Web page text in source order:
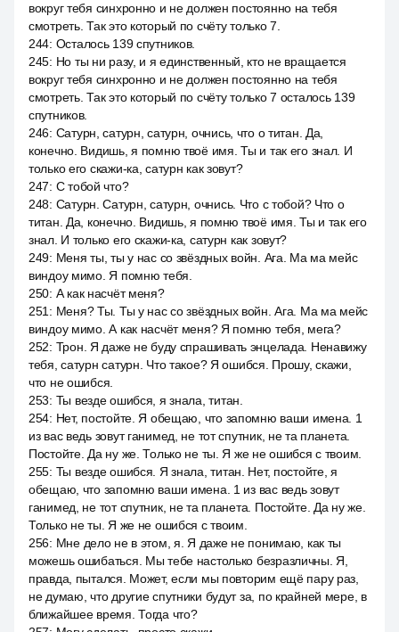
вокруг тебя синхронно и не должен постоянно на тебя
смотреть. Так это который по счёту только 7.
244: Осталось 139 спутников.
245: Но ты ни разу, и я единственный, кто не вращается
вокруг тебя синхронно и не должен постоянно на тебя
смотреть. Так это который по счёту только 7 осталось 139
спутников.
246: Сатурн, сатурн, сатурн, очнись, что о титан. Да,
конечно. Видишь, я помню твоё имя. Ты и так его знал. И
только его скажи-ка, сатурн как зовут?
247: С тобой что?
248: Сатурн. Сатурн, сатурн, очнись. Что с тобой? Что о
титан. Да, конечно. Видишь, я помню твоё имя. Ты и так его
знал. И только его скажи-ка, сатурн как зовут?
249: Меня ты, ты у нас со звёздных войн. Ага. Ма ма мейс
виндоу мимо. Я помню тебя.
250: А как насчёт меня?
251 : Меня? Ты. Ты у нас со звёздных войн. Ага. Ма ма мейс
виндоу мимо. А как насчёт меня? Я помню тебя, мега?
252: Трон. Я даже не буду спрашивать энцелада. Ненавижу
тебя, сатурн сатурн. Что такое? Я ошибся. Прошу, скажи,
что не ошибся.
253: Ты везде ошибся, я знала, титан.
254: Нет, постойте. Я обещаю, что запомню ваши имена. 1
из вас ведь зовут ганимед, не тот спутник, не та планета.
Постойте. Да ну же. Только не ты. Я же не ошибся с твоим.
255: Ты везде ошибся. Я знала, титан. Нет, постойте, я
обещаю, что запомню ваши имена. 1 из вас ведь зовут
ганимед, не тот спутник, не та планета. Постойте. Да ну же.
Только не ты. Я же не ошибся с твоим.
256: Мне дело не в этом, я. Я даже не понимаю, как ты
можешь ошибаться. Мы тебе настолько безразличны. Я,
правда, пытался. Может, если мы повторим ещё пару раз,
не думаю, что другие спутники будут за, по крайней мере, в
ближайшее время. Тогда что?